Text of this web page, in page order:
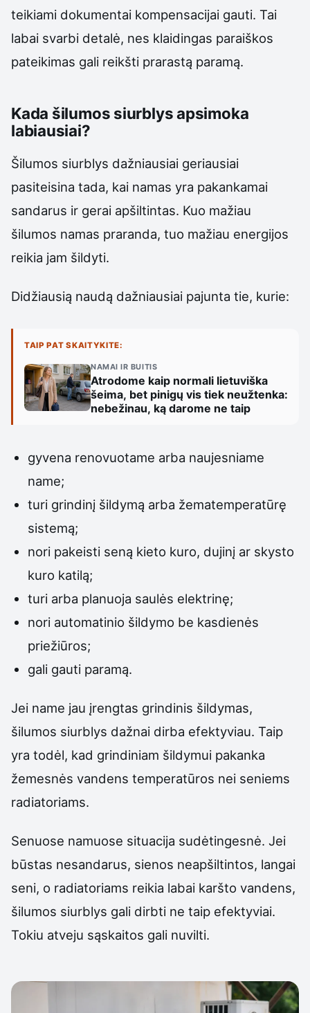
teikiami dokumentai kompensacijai gauti. Tai
labai svarbi detalė, nes klaidingas paraiškos
pateikimas gali reikšti prarastą paramą.
Kada šilumos siurblys apsimoka
labiausiai?
Šilumos siurblys dažniausiai geriausiai
pasiteisina tada, kai namas yra pakankamai
sandarus ir gerai apšiltintas. Kuo mažiau
šilumos namas praranda, tuo mažiau energijos
reikia jam šildyti.
Didžiausią naudą dažniausiai pajunta tie, kurie:
TAIP PAT SKAITYKITE:
NAMAI IR BUITIS
Atrodome kaip normali lietuviška
šeima, bet pinigų vis tiek neužtenka:
nebežinau, ką darome ne taip
gyvena renovuotame arba naujesniame
name;
turi grindinį šildymą arba žematemperatūrę
sistemą;
nori pakeisti seną kieto kuro, dujinį ar skysto
kuro katilą;
turi arba planuoja saulės elektrinę;
nori automatinio šildymo be kasdienės
priežiūros;
gali gauti paramą.
Jei name jau įrengtas grindinis šildymas,
šilumos siurblys dažnai dirba efektyviau. Taip
yra todėl, kad grindiniam šildymui pakanka
žemesnės vandens temperatūros nei seniems
radiatoriams.
Senuose namuose situacija sudėtingesnė. Jei
būstas nesandarus, sienos neapšiltintos, langai
seni, o radiatoriams reikia labai karšto vandens,
šilumos siurblys gali dirbti ne taip efektyviai.
Tokiu atveju sąskaitos gali nuvilti.